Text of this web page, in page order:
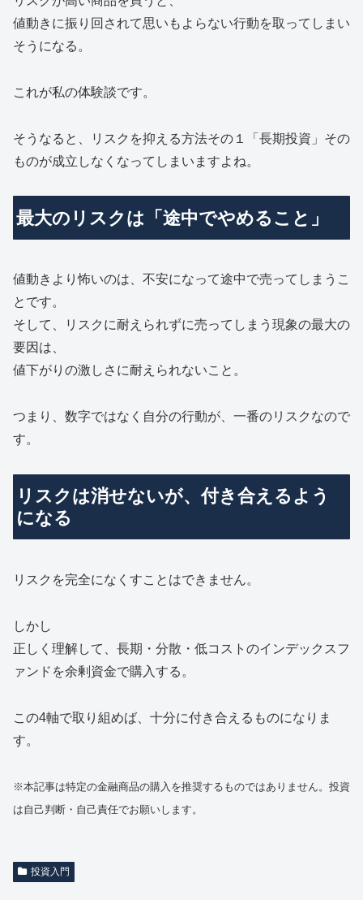
値動きに振り回されて思いもよらない行動を取ってしまい
そうになる。
これが私の体験談です。
そうなると、リスクを抑える方法その１「長期投資」その
ものが成立しなくなってしまいますよね。
最大のリスクは「途中でやめること」
値動きより怖いのは、不安になって途中で売ってしまうこ
とです。
そして、リスクに耐えられずに売ってしまう現象の最大の
要因は、
値下がりの激しさに耐えられないこと。
つまり、数字ではなく自分の行動が、一番のリスクなので
す。
リスクは消せないが、付き合えるよう
になる
リスクを完全になくすことはできません。
しかし
正しく理解して、長期・分散・低コストのインデックスフ
ァンドを余剰資金で購入する。
この4軸で取り組めば、十分に付き合えるものになりま
す。
※本記事は特定の金融商品の購入を推奨するものではありません。投資
は自己判断・自己責任でお願いします。
投資入門